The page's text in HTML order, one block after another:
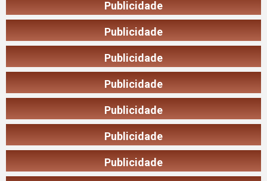
Publicidade
Publicidade
Publicidade
Publicidade
Publicidade
Publicidade
Publicidade